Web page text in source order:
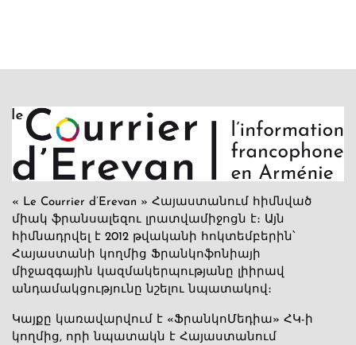
« Le Courrier d’Erevan » Հայաստանում հիմնված
միակ ֆրանսալեզու լրատվամիջոցն է։ Այն
հիմնադրվել է 2012 թվականի հոկտեմբերին՝
Հայաստանի կողմից Ֆրանկոֆոնիայի
միջազգային կազմակերպությանը լիիրավ
անդամակցությունը նշելու նպատակով։
Կայքը կառավարվում է «ՖրանկոՄեդիա» ՀԿ-ի
կողմից, որի նպատակն է Հայաստանում